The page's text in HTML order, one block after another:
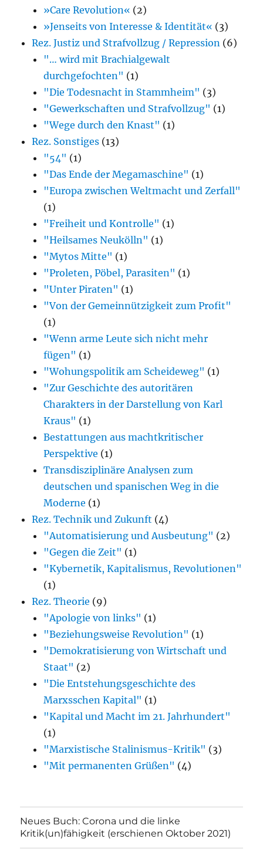
»Care Revolution« (2)
»Jenseits von Interesse & Identität« (3)
Rez. Justiz und Strafvollzug / Repression (6)
"… wird mit Brachialgewalt
durchgefochten" (1)
"Die Todesnacht in Stammheim" (3)
"Gewerkschaften und Strafvollzug" (1)
"Wege durch den Knast" (1)
Rez. Sonstiges (13)
"54" (1)
"Das Ende der Megamaschine" (1)
"Europa zwischen Weltmacht und Zerfall"
(1)
"Freiheit und Kontrolle" (1)
"Heilsames Neukölln" (1)
"Mytos Mitte" (1)
"Proleten, Pöbel, Parasiten" (1)
"Unter Piraten" (1)
"Von der Gemeinnützigkeit zum Profit"
(1)
"Wenn arme Leute sich nicht mehr
fügen" (1)
"Wohungspolitik am Scheideweg" (1)
"Zur Geschichte des autoritären
Charakters in der Darstellung von Karl
Kraus" (1)
Bestattungen aus machtkritischer
Perspektive (1)
Transdisziplinäre Analysen zum
deutschen und spanischen Weg in die
Moderne (1)
Rez. Technik und Zukunft (4)
"Automatisierung und Ausbeutung" (2)
"Gegen die Zeit" (1)
"Kybernetik, Kapitalismus, Revolutionen"
(1)
Rez. Theorie (9)
"Apologie von links" (1)
"Beziehungsweise Revolution" (1)
"Demokratisierung von Wirtschaft und
Staat" (2)
"Die Entstehungsgeschichte des
Marxsschen Kapital" (1)
"Kapital und Macht im 21. Jahrhundert"
(1)
"Marxistische Stalinismus-Kritik" (3)
"Mit permanenten Grüßen" (4)
Neues Buch: Corona und die linke
Kritik(un)fähigkeit (erschienen Oktober 2021)